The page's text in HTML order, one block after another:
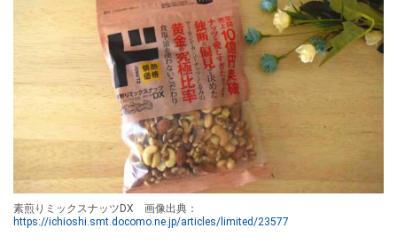
素煎りミックスナッツDX 画像出典：
https://ichioshi.smt.docomo.ne.jp/articles/limited/23577